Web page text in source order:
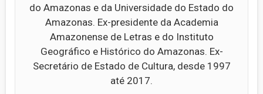
do Amazonas e da Universidade do Estado do
Amazonas. Ex-presidente da Academia
Amazonense de Letras e do Instituto
Geográfico e Histórico do Amazonas. Ex-
Secretário de Estado de Cultura, desde 1997
até 2017.